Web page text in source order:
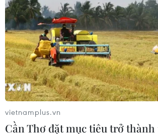
Đồng Tháp: Hỏa hoạn tại nhà
công nhân bỏng nặng
31/07/2019 07:27
Tại thời điểm xảy ra hỏa hoạn tại nhà
chuyên sản xuất và kinh doanh trấu
ở thành phố Sa Đéc, Đồng Tháp có 9
làm việc.
vietnamplus.vn
Cần Thơ đặt mục tiêu trở